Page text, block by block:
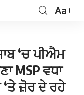
Aa
‘ਚ ਪੀਐਮ
MSP ਵਧਾ
‘ਤੇ ਜ਼ੋਰ ਦੇ ਰਹੇ